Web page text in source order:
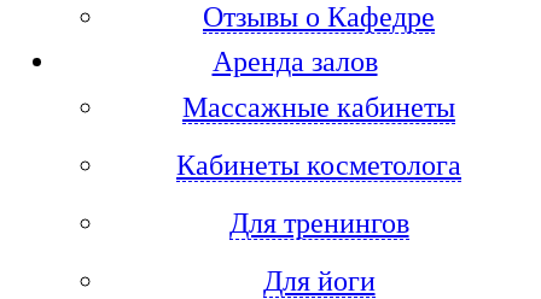
Отзывы о Кафедре
Аренда залов
Массажные кабинеты
Кабинеты косметолога
Для тренингов
Для йоги